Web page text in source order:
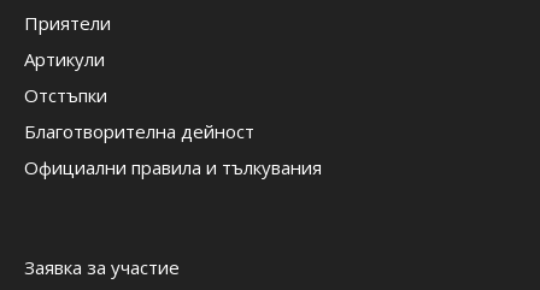
Приятели
Артикули
Отстъпки
Благотворителна дейност
Официални правила и тълкувания
Заявка за участие